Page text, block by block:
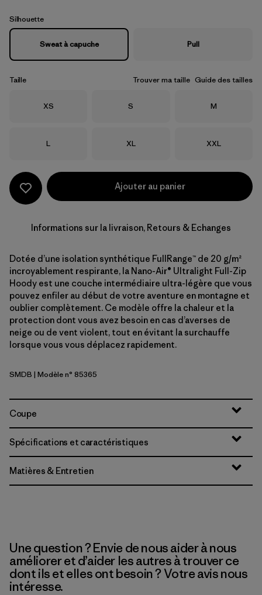
Silhouette
Sweat à capuche Pull
Taille Trouver ma taille Guide des tailles
Taille
XS Taille
S Taille
M
Taille
L Taille
XL Taille
XXL
Ajouter au panier
Informations sur la livraison, Retours & Echanges
Dotée d’une isolation synthétique FullRange™ de 20 g/m²
incroyablement respirante, la Nano-Air® Ultralight Full-Zip
Hoody est une couche intermédiaire ultra-légère que vous
pouvez enfiler au début de votre aventure en montagne et
oublier complètement. Ce modèle offre la chaleur et la
protection dont vous avez besoin en cas d’averses de
neige ou de vent violent, tout en évitant la surchauffe
lorsque vous vous déplacez rapidement.
Smolder Blue
SMDB | Modèle n° 85365
Coupe
Spécifications et caractéristiques
Matières & Entretien
Une question ? Envie de nous aider à nous
améliorer et d’aider les autres à trouver ce
dont ils et elles ont besoin ? Votre avis nous
intéresse.